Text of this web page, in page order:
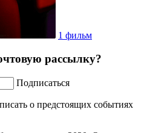
1 фильм
рассылку?
Подписаться
о предстоящих событиях